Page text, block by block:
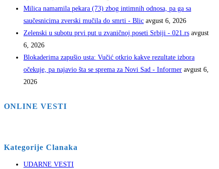
Milica namamila pekara (73) zbog intimnih odnosa, pa ga sa
saučesnicima zverski mučila do smrti - Blic avgust 6, 2026
Zelenski u subotu prvi put u zvaničnoj poseti Srbiji - 021.rs avgust
6, 2026
Blokaderima zapušio usta: Vučić otkrio kakve rezultate izbora
očekuje, pa najavio šta se sprema za Novi Sad - Informer avgust 6,
2026
ONLINE VESTI
Kategorije Clanaka
UDARNE VESTI